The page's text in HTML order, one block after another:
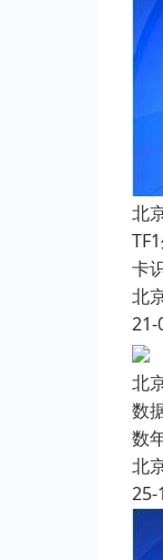
北
卡
北
21-
北
数
数
北
25-